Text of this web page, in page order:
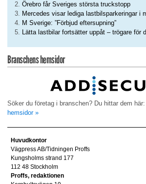
Örebro får Sveriges största truckstopp
Mercedes visar lediga lastbilsparkeringar i
M Sverige: ”Förbjud eftersupning”
Lätta lastbilar fortsätter uppåt – trögare för
Branschens hemsidor
Söker du företag i branschen? Du hittar dem här:
hemsidor »
Huvudkontor
Vägpress AB/Tidningen Proffs
Kungsholms strand 177
112 48 Stockholm
Proffs, redaktionen